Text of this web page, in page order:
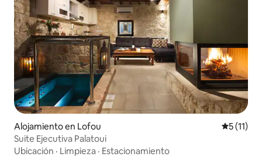
Alojamiento en Lofou
5 (11)
Suite Ejecutiva Palatoui
Ubicación · Limpieza · Estacionamiento